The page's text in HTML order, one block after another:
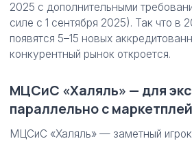
2025 с дополнительными
силе с 1 сентября 2025). Так что в
появятся 5–15 новых
конкурентный рынок откроется.
МЦСиС «Халяль» — для
параллельно с
МЦСиС «Халяль» — заметный